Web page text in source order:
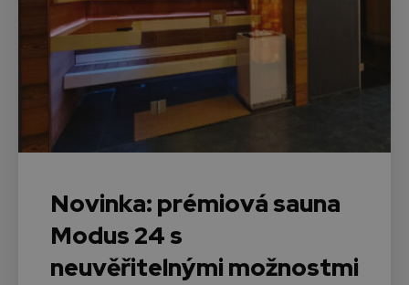
Novinka: prémiová sauna
Modus 24 s
neuvěřitelnými možnostmi